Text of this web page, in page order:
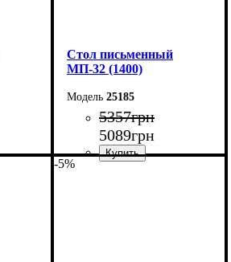
Cтол письменный
МП-32 (1400)
25185
5357грн
5089грн
-5%